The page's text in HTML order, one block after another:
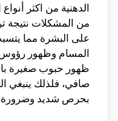
الدهنية من اكثر أنواع
من المشكلات نتيجة
على البشرة مما
المسام وظهور رؤوس
ظهور حبوب صغيرة
صافي، فلذلك ينبغي
بحرص شديد وضرورة